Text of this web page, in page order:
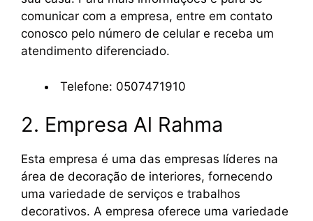
comunicar com a empresa, entre em contato
conosco pelo número de celular e receba um
atendimento diferenciado.
Telefone: 0507471910
2. Empresa Al Rahma
Esta empresa é uma das empresas líderes na
área de decoração de interiores, fornecendo
uma variedade de serviços e trabalhos
decorativos. A empresa oferece uma variedade